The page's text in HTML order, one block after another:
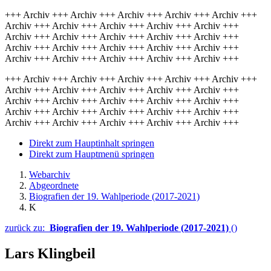
+++ Archiv +++ Archiv +++ Archiv +++ Archiv +++ Archiv +++
Archiv +++ Archiv +++ Archiv +++ Archiv +++ Archiv +++
Archiv +++ Archiv +++ Archiv +++ Archiv +++ Archiv +++
Archiv +++ Archiv +++ Archiv +++ Archiv +++ Archiv +++
Archiv +++ Archiv +++ Archiv +++ Archiv +++ Archiv +++
+++ Archiv +++ Archiv +++ Archiv +++ Archiv +++ Archiv +++
Archiv +++ Archiv +++ Archiv +++ Archiv +++ Archiv +++
Archiv +++ Archiv +++ Archiv +++ Archiv +++ Archiv +++
Archiv +++ Archiv +++ Archiv +++ Archiv +++ Archiv +++
Archiv +++ Archiv +++ Archiv +++ Archiv +++ Archiv +++
Direkt zum Hauptinhalt springen
Direkt zum Hauptmenü springen
Webarchiv
Abgeordnete
Biografien der 19. Wahlperiode (2017-2021)
K
zurück zu: Biografien der 19. Wahlperiode (2017-2021) ()
Lars Klingbeil